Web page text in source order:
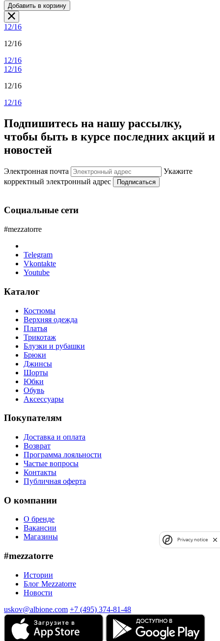
Добавить в корзину
12/16
12/16
12/16
12/16
12/16
12/16
Подпишитесь на нашу рассылку,
чтобы быть в курсе последних акций и
новостей
Электронная почта
Укажите
корректный электронный адрес
Подписаться
Социальные сети
#mezzatorre
Telegram
Vkontakte
Youtube
Каталог
Костюмы
Верхняя одежда
Платья
Трикотаж
Блузки и рубашки
Брюки
Джинсы
Шорты
Юбки
Обувь
Аксессуары
Покупателям
Доставка и оплата
Возврат
Программа лояльности
Частые вопросы
Контакты
Публичная оферта
О компании
О бренде
Вакансии
Магазины
#mezzatorre
Истории
Блог Mezzatorre
Новости
uskov@albione.com +7 (495) 374-81-48
Privacy notice